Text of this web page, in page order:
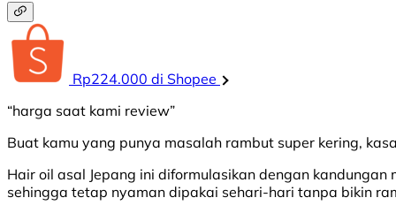
Rp224.000 di Shopee
“harga saat kami review”
Buat kamu yang punya masalah rambut super kering,
Hair oil asal Jepang ini diformulasikan dengan
sehingga tetap nyaman dipakai sehari-hari tanpa bikin